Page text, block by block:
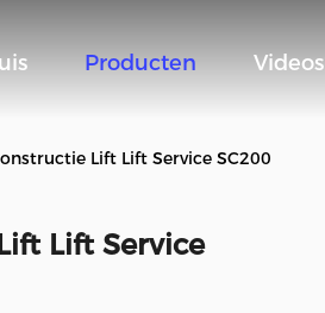
Producten Videos
Lift Lift Service SC200
Lift Service